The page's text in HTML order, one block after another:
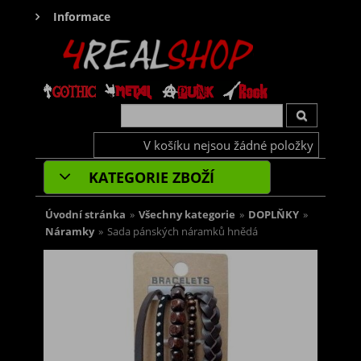
Informace
V košíku nejsou žádné položky
KATEGORIE ZBOŽÍ
Úvodní stránka » Všechny kategorie » DOPLŇKY »
Náramky » Sada pánských náramků hnědá